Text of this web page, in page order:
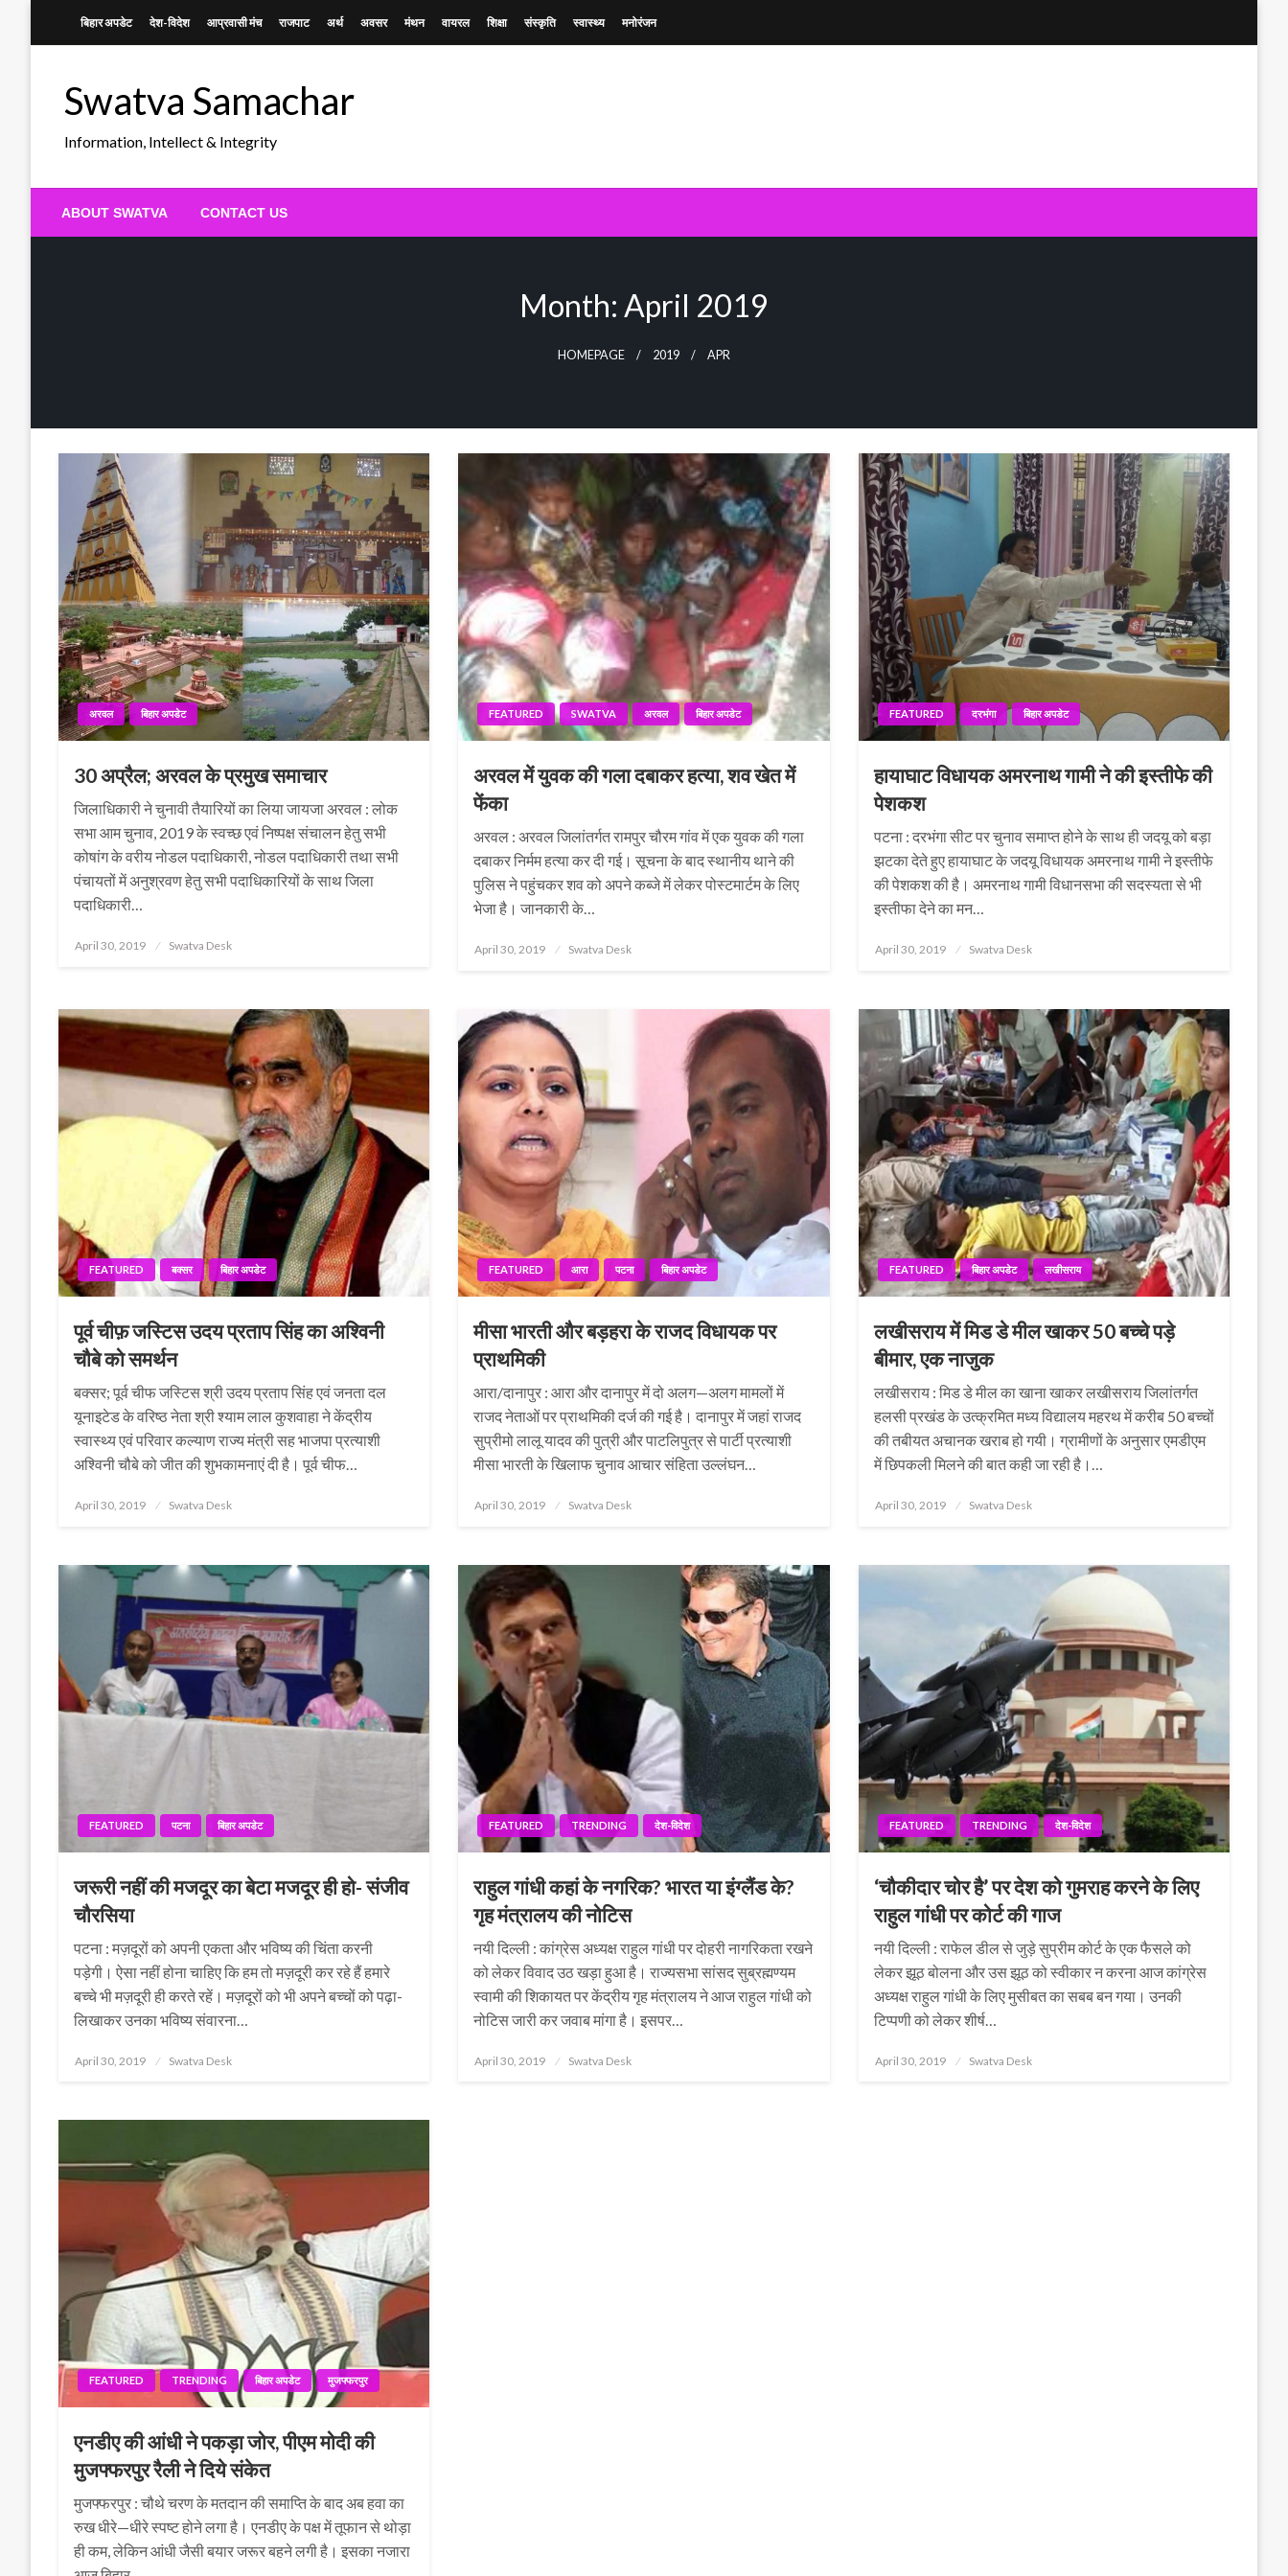
बिहार अपडेट देश-विदेश आप्रवासी मंच राजपाट अर्थ अवसर मंथन वायरल शिक्षा संस्कृति स्वास्थ्य मनोरंजन
Swatva Samachar
Information, Intellect & Integrity
ABOUT SWATVA CONTACT US
Month: April 2019
HOMEPAGE 2019 APR
अरवल बिहार अपडेट
30 अप्रैल; अरवल के प्रमुख समाचार
जिलाधिकारी ने चुनावी तैयारियों का लिया जायजा अरवल : लोक
सभा आम चुनाव, 2019 के स्वच्छ एवं निष्पक्ष संचालन हेतु सभी
कोषांग के वरीय नोडल पदाधिकारी, नोडल पदाधिकारी तथा सभी
पंचायतों में अनुश्रवण हेतु सभी पदाधिकारियों के साथ जिला
पदाधिकारी…
Posted
April 30, 2019 Swatva Desk
FEATURED SWATVA अरवल बिहार अपडेट
अरवल में युवक की गला दबाकर हत्या, शव खेत में
फेंका
अरवल : अरवल जिलांतर्गत रामपुर चौरम गांव में एक युवक की गला
दबाकर निर्मम हत्या कर दी गई। सूचना के बाद स्थानीय थाने की
पुलिस ने पहुंचकर शव को अपने कब्जे में लेकर पोस्टमार्टम के लिए
भेजा है। जानकारी के…
Posted
April 30, 2019 Swatva Desk
FEATURED दरभंगा बिहार अपडेट
हायाघाट विधायक अमरनाथ गामी ने की इस्तीफे की
पेशकश
पटना : दरभंगा सीट पर चुनाव समाप्त होने के साथ ही जदयू को बड़ा
झटका देते हुए हायाघाट के जदयू विधायक अमरनाथ गामी ने इस्तीफे
की पेशकश की है। अमरनाथ गामी विधानसभा की सदस्यता से भी
इस्तीफा देने का मन…
Posted
April 30, 2019 Swatva Desk
FEATURED बक्सर बिहार अपडेट
पूर्व चीफ़ जस्टिस उदय प्रताप सिंह का अश्विनी
चौबे को समर्थन
बक्सर; पूर्व चीफ जस्टिस श्री उदय प्रताप सिंह एवं जनता दल
यूनाइटेड के वरिष्ठ नेता श्री श्याम लाल कुशवाहा ने केंद्रीय
स्वास्थ्य एवं परिवार कल्याण राज्य मंत्री सह भाजपा प्रत्याशी
अश्विनी चौबे को जीत की शुभकामनाएं दी है। पूर्व चीफ…
Posted
April 30, 2019 Swatva Desk
FEATURED आरा पटना बिहार अपडेट
मीसा भारती और बड़हरा के राजद विधायक पर
प्राथमिकी
आरा/दानापुर : आरा और दानापुर में दो अलग—अलग मामलों में
राजद नेताओं पर प्राथमिकी दर्ज की गई है। दानापुर में जहां राजद
सुप्रीमो लालू यादव की पुत्री और पाटलिपुत्र से पार्टी प्रत्याशी
मीसा भारती के खिलाफ चुनाव आचार संहिता उल्लंघन…
Posted
April 30, 2019 Swatva Desk
FEATURED बिहार अपडेट लखीसराय
लखीसराय में मिड डे मील खाकर 50 बच्चे पड़े ​
बीमार, एक नाजुक
लखीसराय : मिड डे मील का खाना खाकर लखीसराय जिलांतर्गत
हलसी प्रखंड के उत्क्रमित मध्य विद्यालय महरथ में करीब 50 बच्चों
की तबीयत अचानक खराब हो गयी। ग्रामीणों के अनुसार एमडीएम
में छिपकली मिलने की बात कही जा रही है।…
Posted
April 30, 2019 Swatva Desk
FEATURED पटना बिहार अपडेट
जरूरी नहीं की मजदूर का बेटा मजदूर ही हो- संजीव
चौरसिया
पटना : मज़दूरों को अपनी एकता और भविष्य की चिंता करनी
पड़ेगी। ऐसा नहीं होना चाहिए कि हम तो मज़दूरी कर रहे हैं हमारे
बच्चे भी मज़दूरी ही करते रहें। मज़दूरों को भी अपने बच्चों को पढ़ा-
लिखाकर उनका भविष्य संवारना…
Posted
April 30, 2019 Swatva Desk
FEATURED TRENDING देश-विदेश
राहुल गांधी कहां के नगरिक? भारत या इंग्लैंड के?
गृह मंत्रालय की नोटिस
नयी दिल्ली : कांग्रेस अध्यक्ष राहुल गांधी पर दोहरी नागरिकता रखने
को लेकर विवाद उठ खड़ा हुआ है। राज्यसभा सांसद सुब्रह्मण्यम
स्वामी की शिकायत पर केंद्रीय गृह मंत्रालय ने आज राहुल गांधी को
नोटिस जारी कर जवाब मांगा है। इसपर…
Posted
April 30, 2019 Swatva Desk
FEATURED TRENDING देश-विदेश
‘चौकीदार चोर है’ पर देश को गुमराह करने के लिए
राहुल गांधी पर कोर्ट की गाज
नयी दिल्ली : राफेल डील से जुड़े सुप्रीम कोर्ट के एक फैसले को
लेकर झूठ बोलना और उस झूठ को स्वीकार न करना आज कांग्रेस
अध्यक्ष राहुल गांधी के लिए मुसीबत का सबब बन गया। उनकी
टिप्पणी को लेकर शीर्ष…
Posted
April 30, 2019 Swatva Desk
FEATURED TRENDING बिहार अपडेट मुजफ्फरपुर
एनडीए की आंधी ने पकड़ा जोर, पीएम मोदी की
मुजफ्फरपुर रैली ने दिये संकेत
मुजफ्फरपुर : चौथे चरण के मतदान की समाप्ति के बाद अब हवा का
रुख धीरे—धीरे स्पष्ट होने लगा है। एनडीए के पक्ष में तूफान से थोड़ा
ही कम, लेकिन आंधी जैसी बयार जरूर बहने लगी है। इसका नजारा